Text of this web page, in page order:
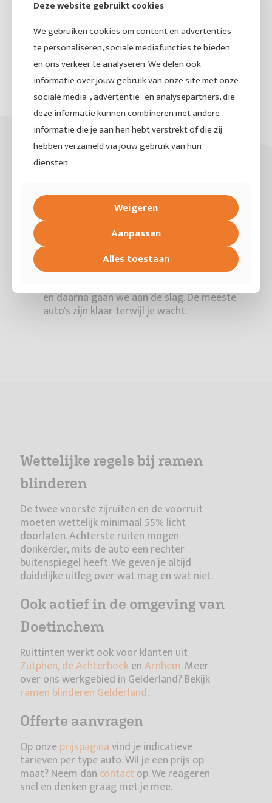
tot 99% van de UV-straling, wat goed is voor
je interieur en je passagiers. De auto blijft
koeler in de zomer. Spullen op de achterbank
zijn minder zichtbaar voor voorbijgangers. En
rijders en passagiers hebben minder last van
direct zonlicht of koplampen. Bij elektrische
auto's is dat ook nog eens goed voor de
actieradius.
Ramen blinderen vanuit
Doetinchem: kom naar
We werken altijd in onze stofvrije werkplaats
in Deventer. Stof onder het folie is de meest
voorkomende oorzaak van een slecht
resultaat, en dat voorkomen we door in een
gecontroleerde omgeving te werken. Vanuit
Doetinchem rij je er in zo'n 40 minuten. Je
en daarna gaan we aan de slag. De meeste
auto's zijn klaar terwijl je wacht.
Wettelijke regels bij ramen
blinderen
De twee voorste zijruiten en de voorruit
moeten wettelijk minimaal 55% licht
doorlaten. Achterste ruiten mogen
donkerder, mits de auto een rechter
buitenspiegel heeft. We geven je altijd
duidelijke uitleg over wat mag en wat niet.
Ook actief in de omgeving van
Doetinchem
Ruittinten werkt ook voor klanten uit
Zutphen,de AchterhoekenArnhem. Meer
over ons werkgebied in Gelderland? Bekijk
ramen blinderen Gelderland.
Offerte aanvragen
Op onzeprijspaginavind je indicatieve
tarieven per type auto. Wil je een prijs op
maat? Neem dan contact op. We reageren
snel en denken graag met je mee.
Deze website gebruikt cookies
We gebruiken cookies om content en advertenties
te personaliseren, sociale mediafuncties te bieden
en ons verkeer te analyseren. We delen ook
informatie over jouw gebruik van onze site met onze
sociale media-, advertentie- en analysepartners, die
deze informatie kunnen combineren met andere
informatie die je aan hen hebt verstrekt of die zij
hebben verzameld via jouw gebruik van hun
diensten.
Weigeren
Aanpassen
Alles toestaan